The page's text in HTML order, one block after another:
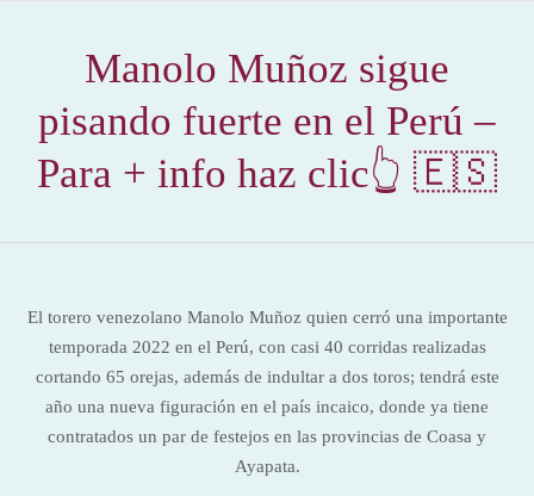
Manolo Muñoz sigue
pisando fuerte en el Perú –
Para + info haz clic👆 🇪🇸
El torero venezolano Manolo Muñoz quien cerró una importante
temporada 2022 en el Perú, con casi 40 corridas realizadas
cortando 65 orejas, además de indultar a dos toros; tendrá este
año una nueva figuración en el país incaico, donde ya tiene
contratados un par de festejos en las provincias de Coasa y
Ayapata.